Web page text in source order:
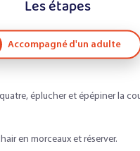
Les étapes
Accompagné d'un adulte
éplucher et épépiner la
en morceaux et réserver.